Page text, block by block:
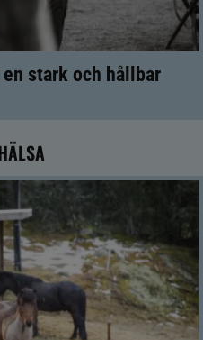
stark och hållbar